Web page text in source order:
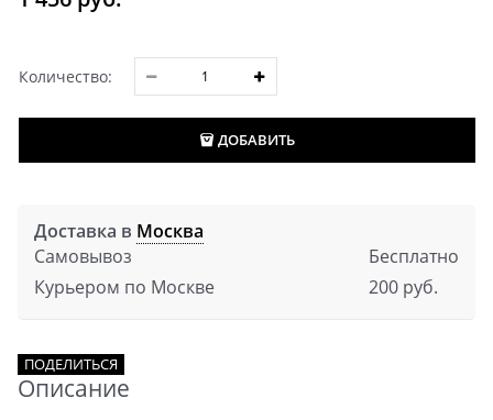
Количество:
ДОБАВИТЬ
Доставка в Москва
Самовывоз
Бесплатно
Курьером по Москве
200 руб.
ПОДЕЛИТЬСЯ
Описание